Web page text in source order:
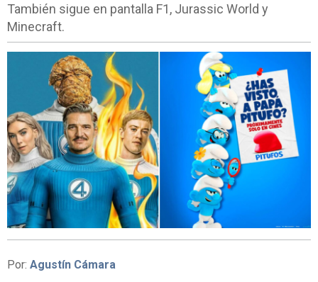
También sigue en pantalla F1, Jurassic World y
Minecraft.
Por: Agustín Cámara